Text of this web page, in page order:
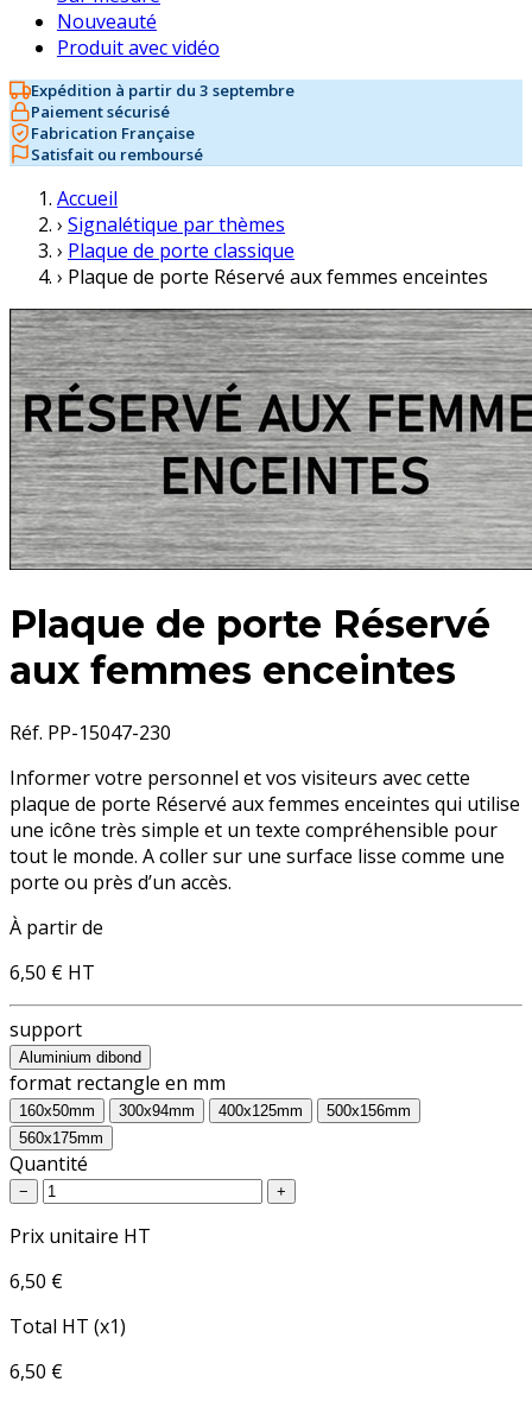
Nouveauté
Produit avec vidéo
Expédition à partir du 3 septembre
Paiement sécurisé
Fabrication Française
Satisfait ou remboursé
Accueil
› Signalétique par thèmes
› Plaque de porte classique
› Plaque de porte Réservé aux femmes enceintes
Plaque de porte Réservé
aux femmes enceintes
Réf. PP-15047-230
Informer votre personnel et vos visiteurs avec cette
plaque de porte Réservé aux femmes enceintes qui utilise
une icône très simple et un texte compréhensible pour
tout le monde. A coller sur une surface lisse comme une
porte ou près d’un accès.
À partir de
6,50 € HT
support
Aluminium dibond
format rectangle en mm
160x50mm 300x94mm 400x125mm
500x156mm
560x175mm
Quantité
− +
Prix unitaire HT
6,50 €
Total HT (x1)
6,50 €